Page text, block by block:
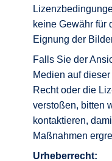
keine Gewähr für
Eignung der
Falls Sie der
Medien auf
Recht oder die
verstoßen, bitten
kontaktieren,
Maßnahmen
Urheberrecht: